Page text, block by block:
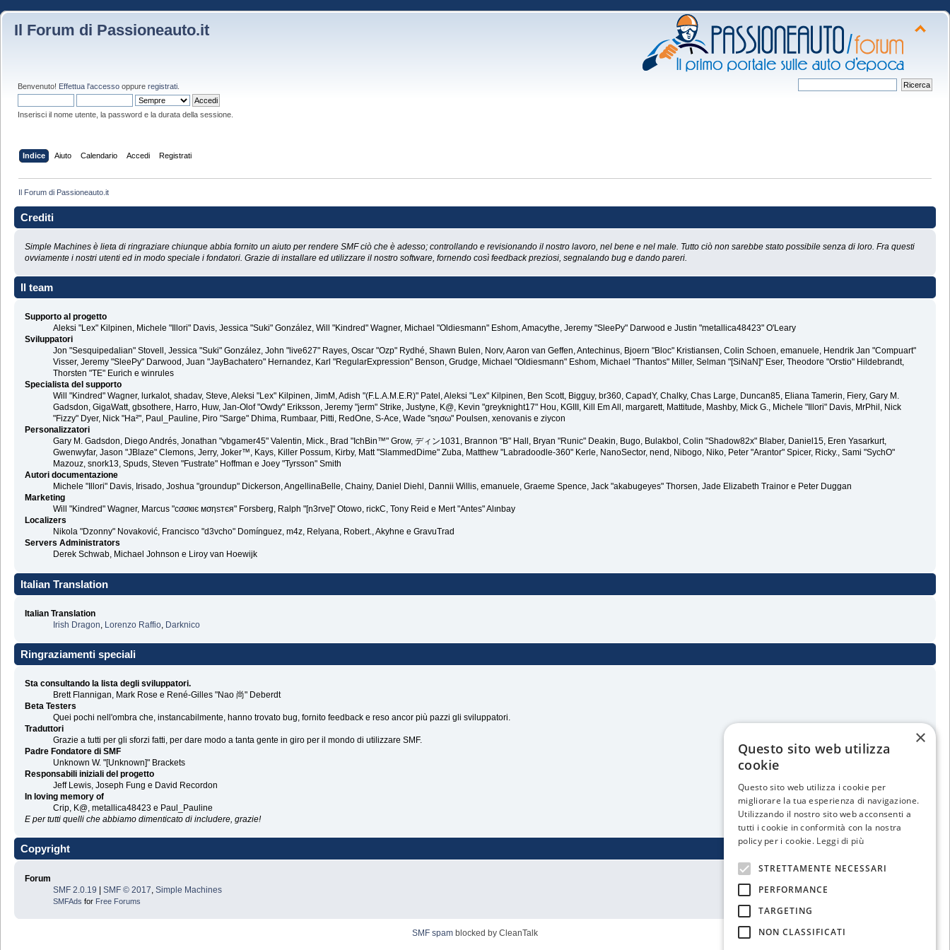
Il Forum di Passioneauto.it
Benvenuto! Effettua l'accesso oppure registrati
Inserisci il nome utente, la password e la durata della sessione.
Indice Aiuto Calendario Accedi Registrati
Il Forum di Passioneauto.it
Crediti
Simple Machines è lieta di ringraziare chiunque abbia fornito un aiuto per rendere SMF ciò che è adesso; controllando e revisionando il nostro lavoro, nel bene e nel male. Tutto ciò non sarebbe stato possibile senza di loro. Fra questi
ovviamente i nostri utenti ed in modo speciale i fondatori. Grazie di installare ed utilizzare il nostro software, fornendo così feedback preziosi, segnalando bug e dando pareri.
Il team
Supporto al progetto
Aleksi "Lex" Kilpinen, Michele "Illori" Davis, Jessica "Suki" González, Will "Kindred" Wagner, Michael "Oldiesmann" Eshom, Amacythe, Jeremy "SleePy" Darwood e Justin "metallica48423" O'Leary
Sviluppatori
Jon "Sesquipedalian" Stovell, Jessica "Suki" González, John "live627" Rayes, Oscar "Ozp" Rydhé, Shawn Bulen, Norv, Aaron van Geffen, Antechinus, Bjoern "Bloc" Kristiansen, Colin Schoen, emanuele, Hendrik Jan "Compuart"
Visser, Jeremy "SleePy" Darwood, Juan "JayBachatero" Hernandez, Karl "RegularExpression" Benson, Grudge, Michael "Oldiesmann" Eshom, Michael "Thantos" Miller, Selman "[SiNaN]" Eser, Theodore "Orstio" Hildebrandt,
Thorsten "TE" Eurich e winrules
Specialista del supporto
Will "Kindred" Wagner, lurkalot, shadav, Steve, Aleksi "Lex" Kilpinen, JimM, Adish "(F.L.A.M.E.R)" Patel, Aleksi "Lex" Kilpinen, Ben Scott, Bigguy, br360, CapadY, Chalky, Chas Large, Duncan85, Eliana Tamerin, Fiery, Gary M.
Gadsdon, GigaWatt, gbsothere, Harro, Huw, Jan-Olof "Owdy" Eriksson, Jeremy "jerm" Strike, Justyne, K@, Kevin "greyknight17" Hou, KGIII, Kill Em All, margarett, Mattitude, Mashby, Mick G., Michele "Illori" Davis, MrPhil, Nick
"Fizzy" Dyer, Nick "Ha²", Paul_Pauline, Piro "Sarge" Dhima, Rumbaar, Pitti, RedOne, S-Ace, Wade "sησω" Poulsen, xenovanis e ziycon
Personalizzatori
Gary M. Gadsdon, Diego Andrés, Jonathan "vbgamer45" Valentin, Mick., Brad "IchBin™" Grow, ディン1031, Brannon "B" Hall, Bryan "Runic" Deakin, Bugo, Bulakbol, Colin "Shadow82x" Blaber, Daniel15, Eren Yasarkurt,
Gwenwyfar, Jason "JBlaze" Clemons, Jerry, Joker™, Kays, Killer Possum, Kirby, Matt "SlammedDime" Zuba, Matthew "Labradoodle-360" Kerle, NanoSector, nend, Nibogo, Niko, Peter "Arantor" Spicer, Ricky., Sami "SychO"
Mazouz, snork13, Spuds, Steven "Fustrate" Hoffman e Joey "Tyrsson" Smith
Autori documentazione
Michele "Illori" Davis, Irisado, Joshua "groundup" Dickerson, AngellinaBelle, Chainy, Daniel Diehl, Dannii Willis, emanuele, Graeme Spence, Jack "akabugeyes" Thorsen, Jade Elizabeth Trainor e Peter Duggan
Marketing
Will "Kindred" Wagner, Marcus "cσσкιє мσηѕтєя" Forsberg, Ralph "[n3rve]" Otowo, rickC, Tony Reid e Mert "Antes" Alınbay
Localizers
Nikola "Dzonny" Novaković, Francisco "d3vcho" Domínguez, m4z, Relyana, Robert., Akyhne e GravuTrad
Servers Administrators
Derek Schwab, Michael Johnson e Liroy van Hoewijk
Italian Translation
Italian Translation
Irish Dragon Lorenzo Raffio, Darknico
Ringraziamenti speciali
Sta consultando la lista degli sviluppatori.
Brett Flannigan, Mark Rose e René-Gilles "Nao 尚" Deberdt
Beta Testers
Quei pochi nell'ombra che, instancabilmente, hanno trovato bug, fornito feedback e reso ancor più pazzi gli sviluppatori.
Traduttori
Grazie a tutti per gli sforzi fatti, per dare modo a tanta gente in giro per il mondo di utilizzare SMF.
Padre Fondatore di SMF
Unknown W. "[Unknown]" Brackets
Responsabili iniziali del progetto
Jeff Lewis, Joseph Fung e David Recordon
In loving memory of
Crip, K@, metallica48423 e Paul_Pauline
E per tutti quelli che abbiamo dimenticato di includere, grazie!
Copyright
Forum
SMF 2.0.19 | SMF © 2017 Simple Machines
SMFAds for Free Forums
SMF spam blocked by CleanTalk
×
Questo sito web utilizza
cookie
Questo sito web utilizza i cookie per
migliorare la tua esperienza di navigazione.
Utilizzando il nostro sito web acconsenti a
tutti i cookie in conformità con la nostra
policy per i cookie. Leggi di più
STRETTAMENTE NECESSARI
PERFORMANCE
TARGETING
NON CLASSIFICATI